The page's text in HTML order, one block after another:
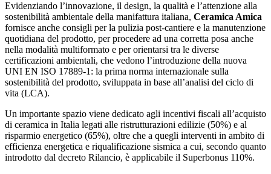
Evidenziando l’innovazione, il design, la qualità e l’attenzione alla
sostenibilità ambientale della manifattura italiana, Ceramica Amica
fornisce anche consigli per la pulizia post-cantiere e la manutenzione
quotidiana del prodotto, per procedere ad una corretta posa anche
nella modalità multiformato e per orientarsi tra le diverse
certificazioni ambientali, che vedono l’introduzione della nuova
UNI EN ISO 17889-1: la prima norma internazionale sulla
sostenibilità del prodotto, sviluppata in base all’analisi del ciclo di
vita (LCA).
Un importante spazio viene dedicato agli incentivi fiscali all’acquisto
di ceramica in Italia legati alle ristrutturazioni edilizie (50%) e al
risparmio energetico (65%), oltre che a quegli interventi in ambito di
efficienza energetica e riqualificazione sismica a cui, secondo quanto
introdotto dal decreto Rilancio, è applicabile il Superbonus 110%.